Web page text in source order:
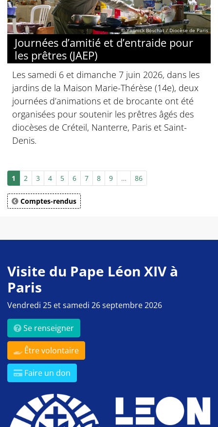
© Yannick Boschat / Diocèse de Paris
Journées d’amitié et d’entraide pour
les prêtres (JAEP)
Les samedi 6 et dimanche 7 juin 2026, dans les
jardins de la Maison Marie-Thérèse (14e), deux
journées d’animations et de brocante ont été
organisées pour soutenir les prêtres âgés des
diocèses de Créteil, Nanterre, Paris et Saint-
Denis.
1 2 3 4 5 6 7 8 9 … 86
Comptes-rendus
Visite du Pape Léon XIV à
Paris
Vendredi 25 et samedi 26 septembre 2026
Se renseigner
Être volontaire
Faire un don